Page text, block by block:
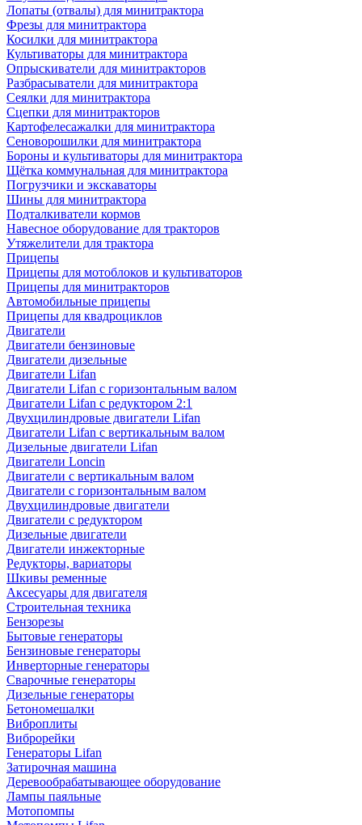
Лопаты (отвалы) для минитрактора
Фрезы для минитрактора
Косилки для минитрактора
Культиваторы для минитрактора
Опрыскиватели для минитракторов
Разбрасыватели для минитрактора
Сеялки для минитрактора
Сцепки для минитракторов
Картофелесажалки для минитрактора
Сеноворошилки для минитрактора
Бороны и культиваторы для минитрактора
Щётка коммунальная для минитрактора
Погрузчики и экскаваторы
Шины для минитрактора
Подталкиватели кормов
Навесное оборудование для тракторов
Утяжелители для трактора
Прицепы
Прицепы для мотоблоков и культиваторов
Прицепы для минитракторов
Автомобильные прицепы
Прицепы для квадроциклов
Двигатели
Двигатели бензиновые
Двигатели дизельные
Двигатели Lifan
Двигатели Lifan с горизонтальным валом
Двигатели Lifan с редуктором 2:1
Двухцилиндровые двигатели Lifan
Двигатели Lifan с вертикальным валом
Дизельные двигатели Lifan
Двигатели Loncin
Двигатели с вертикальным валом
Двигатели с горизонтальным валом
Двухцилиндровые двигатели
Двигатели с редуктором
Дизельные двигатели
Двигатели инжекторные
Редукторы, вариаторы
Шкивы ременные
Аксесуары для двигателя
Строительная техника
Бензорезы
Бытовые генераторы
Бензиновые генераторы
Инверторные генераторы
Сварочные генераторы
Дизельные генераторы
Бетономешалки
Виброплиты
Виброрейки
Генераторы Lifan
Затирочная машина
Деревообрабатывающее оборудование
Лампы паяльные
Мотопомпы